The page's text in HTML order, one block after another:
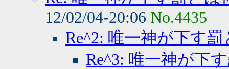
12/02/04-20:06 No.4435
Re^2: 唯一神が下す
Re^3: 唯一神が下